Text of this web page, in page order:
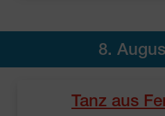
8.
Tanz aus